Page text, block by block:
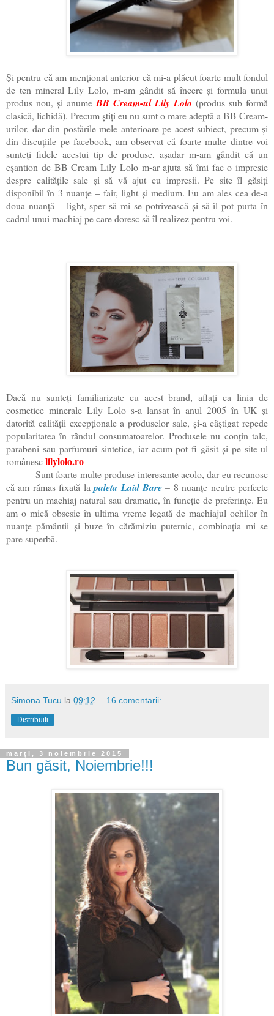
Și pentru că am menționat anterior că mi-a plăcut foarte mult fondul
de ten mineral Lily Lolo, m-am gândit să încerc și formula unui
produs nou, și anume BB Cream-ul Lily Lolo (produs sub formă
clasică, lichidă). Precum știți eu nu sunt o mare adeptă a BB Cream-
urilor, dar din postările mele anterioare pe acest subiect, precum și
din discuțiile pe facebook, am observat că foarte multe dintre voi
sunteți fidele acestui tip de produse, așadar m-am gândit că un
eșantion de BB Cream Lily Lolo m-ar ajuta să îmi fac o impresie
despre calitățile sale și să vă ajut cu impresii. Pe site îl găsiți
disponibil în 3 nuanțe – fair, light și medium. Eu am ales cea de-a
doua nuanță – light, sper să mi se potrivească și să îl pot purta în
cadrul unui machiaj pe care doresc să îl realizez pentru voi.
Dacă nu sunteți familiarizate cu acest brand, aflați ca linia de
cosmetice minerale Lily Lolo s-a lansat în anul 2005 în UK și
datorită calității excepționale a produselor sale, și-a câștigat repede
popularitatea în rândul consumatoarelor. Produsele nu conțin talc,
parabeni sau parfumuri sintetice, iar acum pot fi găsit și pe site-ul
românesclilylolo.ro
Sunt foarte multe produse interesante acolo, dar eu recunosc
că am rămas fixată lapaleta Laid Bare– 8 nuanțe neutre perfecte
pentru un machiaj natural sau dramatic, în funcție de preferințe. Eu
am o mică obsesie în ultima vreme legată de machiajul ochilor în
nuanțe pământii și buze în cărămiziu puternic, combinația mi se
pare superbă.
Simona Tucu la 09:12 16 comentarii:
Distribuiți
marți, 3 noiembrie 2015
Bun găsit, Noiembrie!!!